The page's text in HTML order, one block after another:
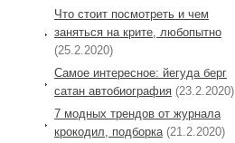
Что стоит посмотреть и чем
заняться на крите, любопытно
(25.2.2020)
Самое интересное: йегуда берг
сатан автобиография (23.2.2020)
7 модных трендов от журнала
крокодил, подборка(21.2.2020)